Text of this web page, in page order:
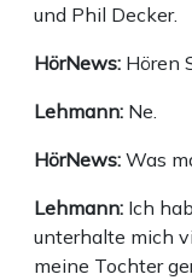
und Phil Decker.
HörNews: Hören
Lehmann: Ne.
HörNews: Was
Lehmann: Ich
unterhalte mich
meine Tochter